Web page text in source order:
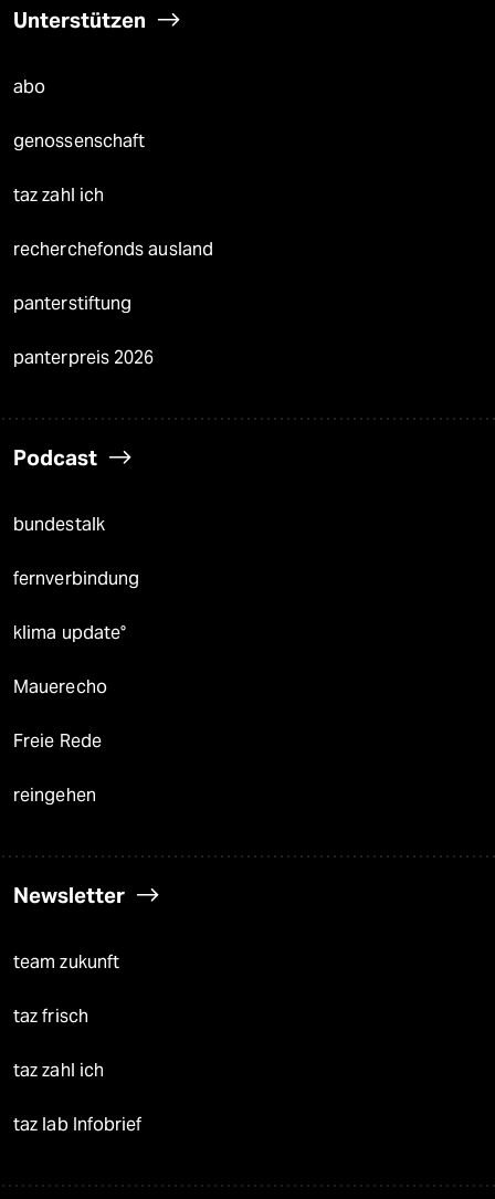
Unterstützen
abo
genossenschaft
taz zahl ich
recherchefonds ausland
panterstiftung
panterpreis 2026
Podcast
bundestalk
fernverbindung
klima update°
Mauerecho
Freie Rede
reingehen
Newsletter
team zukunft
taz frisch
taz zahl ich
taz lab Infobrief